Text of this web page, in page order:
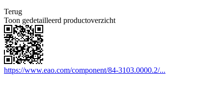
Terug
Toon gedetailleerd productoverzicht
https://www.eao.com/component/84-3103.0000.2/...